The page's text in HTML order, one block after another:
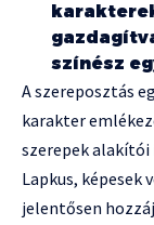
színész
A szereposztás
karakter
szerepek alakítói
Lapkus,
jelentősen